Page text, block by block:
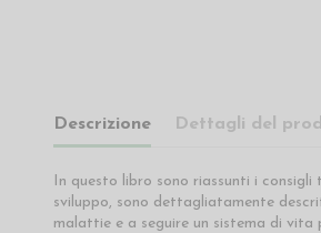
Descrizione Dettagli del
In questo libro sono riassunti i
sviluppo, sono dettagliatamente
malattie e a seguire un sistema di vita